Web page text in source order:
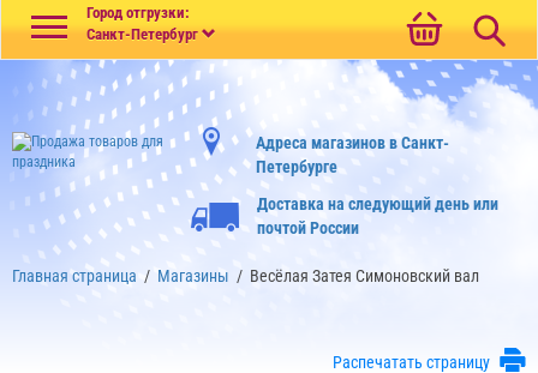
Город отгрузки:
Санкт-Петербург
Адреса магазинов в Санкт-
Петербурге
Доставка на следующий день или
почтой России
Главная страница / Магазины / Весёлая Затея Симоновский вал
Распечатать страницу